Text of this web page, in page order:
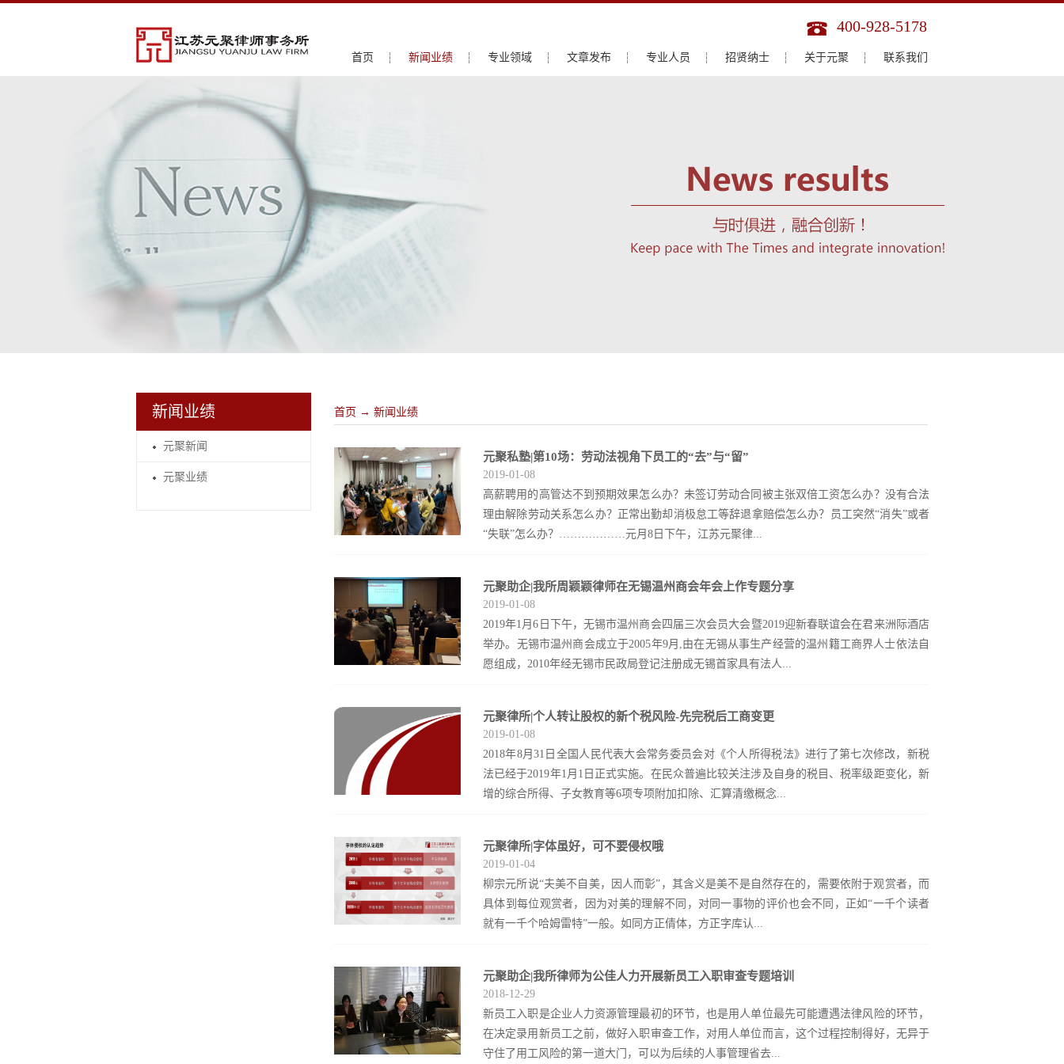
400-928-5178
首页 新闻业绩 专业领域 文章发布 专业人员 招贤纳士 关于元聚 联系我们
新闻业绩
元聚新闻
元聚业绩
首页 → 新闻业绩
元聚私塾|第10场：劳动法视角下员工的“去”与“留”
高薪聘用的高管达不到预期效果怎么办？未签订劳动合同被主张双倍工资怎么办？没有合法
理由解除劳动关系怎么办？正常出勤却消极怠工等辞退拿赔偿怎么办？员工突然“消失”或者
“失联”怎么办？………………元月8日下午，江苏元聚律...
师事务所举办劳动用工管理专题讲座之“劳动法视角下员工的‘去’与‘留’”，帮助企业让员工更
力。讲座由元聚律所无锡劳动用工小组负责人赵健律师分享。赵律师从入职管理、离职管
理、几种特殊用工情形三大方面来分享解决劳动用工过程中“棘手”问题的方法，并就补偿/赔
偿的情形和具体金额进行答疑解惑。参加本次讲座的企业代表普遍反映课程内容针对性强，
2019-01-08
元聚助企|我所周颖颖律师在无锡温州商会年会上作专题分享
2019年1月6日下午，无锡市温州商会四届三次会员大会暨2019迎新春联谊会在君来洲际酒店
举办。无锡市温州商会成立于2005年9月,由在无锡从事生产经营的温州籍工商界人士依法自
愿组成，2010年经无锡市民政局登记注册成无锡首家具有法人...
资格的异地商会组织。十多年来，商会始终坚持“服务立会、依法办会、发展强会、和谐兴
形象。十多年来商会妥善处理解决各类矛盾纠纷200余件；累计向各类慈善机构捐款8000多
万元；积极开展银企对接活动，融资金额达20亿元；参加各类招商投资活动200余次，人员
规模超5000人次，充分发挥了商会搭平台、架桥梁、当助手的职能作用。元聚律所周颖颖律
的可持续发展》。温州模式是中国改革开放40年的缩影，曾经取得了瞩目的成绩，现今也面
临着时代的挑战；在社会转型期，企业家急需建立“规则思维”、增强“规范意识”。周律师从
企业内部合规与外部合规两大方面向与会企业家进行了分享，得到了商会成员的充分肯定，
大家认为此课程拓宽了思路、加深了认识，对于强化公司合规经营，使企业获得可持续发展
提供了有益指导。
2019-01-08
元聚律所|个人转让股权的新个税风险-先完税后工商变更
2018年8月31日全国人民代表大会常务委员会对《个人所得税法》进行了第七次修改，新税
法已经于2019年1月1日正式实施。在民众普遍比较关注涉及自身的税目、税率级距变化，新
增的综合所得、子女教育等6项专项附加扣除、汇算清缴概念...
之外，股权转让先完税后变更工商登记却很少有人注意到，这点变化却对自然人转让股权的
机关应当根据不动产登记等相关信息核验应缴的个人所得税，登记机构办理转移登记时，应
当查验与该不动产转让相关的个人所得税的完税凭证。个人转让股权办理变更登记的，市场
主体登记机关应当查验与该股权交易相关的个人所得税的完税凭证”，前半段个人转让不动
置了前置程序——先完税后变更工商登记。早在2009年国税函[2009]285号文中就确立了先完
税后工商的个人转让股权的程序规定，该文第一条“一、股权交易各方在签订股权转让协议
并完成股权转让交易以后至企业变更股权登记之前，负有纳税义务或代扣代缴义务的转让方
或受让方，应到主管税务机关办理纳税（扣缴）申报，并持税务机关开具的股权转让所得缴
纳个人所得税完税凭证或免税、不征税证明，到工商行政管理部门办理股权变更登记手
2019-01-08
元聚律所|字体虽好，可不要侵权哦
柳宗元所说“夫美不自美，因人而彰”，其含义是美不是自然存在的，需要依附于观赏者，而
具体到每位观赏者，因为对美的理解不同，对同一事物的评价也会不同，正如“一千个读者
就有一千个哈姆雷特”一般。如同方正倩体，方正字库认...
为其“如少女般亭亭玉立”，飘柔则将之用在洗发露上，含义是秀发柔顺。今天我们讲到的两
变化。图为涉案字体（图片来源：方正字库字体授权页面）案例① 方正公司与宝洁公司侵
犯著作权纠纷案（北京市第一中级人民法院(2011)一中民终字第5969号）基本案情：2008年3
2019-01-04
元聚助企|我所律师为公佳人力开展新员工入职审查专题培训
新员工入职是企业人力资源管理最初的环节，也是用人单位最先可能遭遇法律风险的环节，
在决定录用新员工之前，做好入职审查工作，对用人单位而言，这个过程控制得好，无异于
守住了用工风险的第一道大门，可以为后续的人事管理省去...
2018-12-29